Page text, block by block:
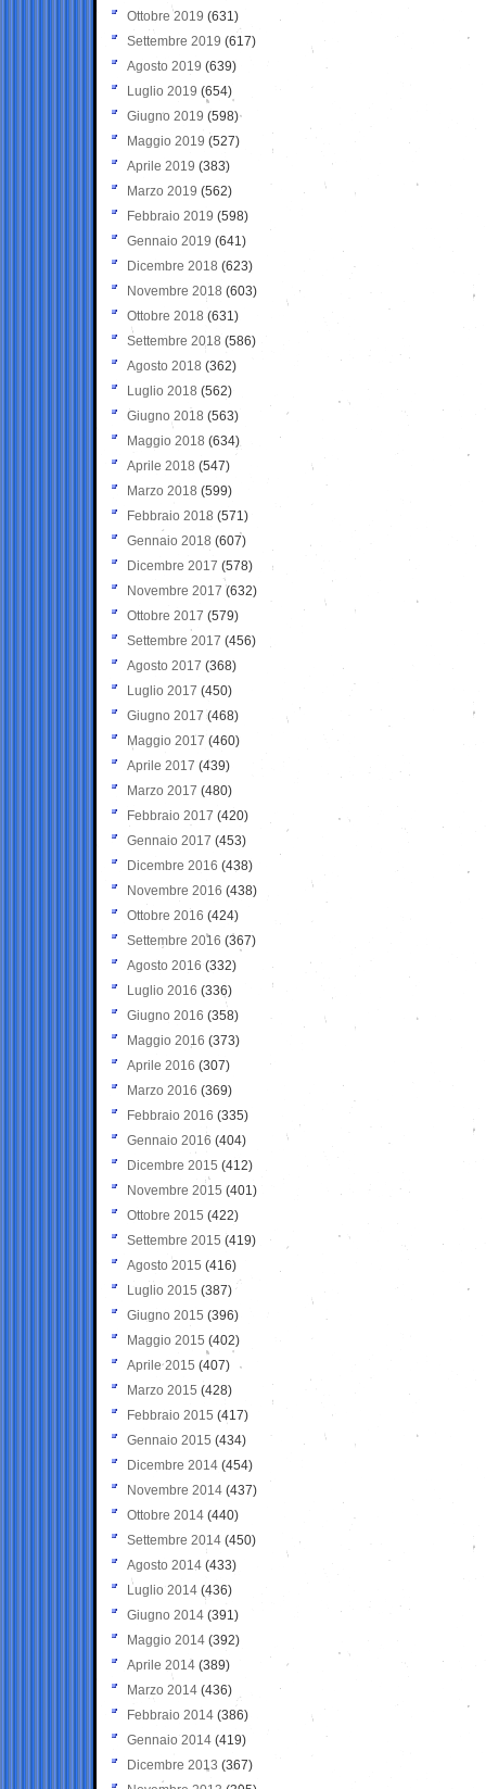
Ottobre 2019 (631)
Settembre 2019 (617)
Agosto 2019 (639)
Luglio 2019 (654)
Giugno 2019 (598)
Maggio 2019 (527)
Aprile 2019 (383)
Marzo 2019 (562)
Febbraio 2019 (598)
Gennaio 2019 (641)
Dicembre 2018 (623)
Novembre 2018 (603)
Ottobre 2018 (631)
Settembre 2018 (586)
Agosto 2018 (362)
Luglio 2018 (562)
Giugno 2018 (563)
Maggio 2018 (634)
Aprile 2018 (547)
Marzo 2018 (599)
Febbraio 2018 (571)
Gennaio 2018 (607)
Dicembre 2017 (578)
Novembre 2017 (632)
Ottobre 2017 (579)
Settembre 2017 (456)
Agosto 2017 (368)
Luglio 2017 (450)
Giugno 2017 (468)
Maggio 2017 (460)
Aprile 2017 (439)
Marzo 2017 (480)
Febbraio 2017 (420)
Gennaio 2017 (453)
Dicembre 2016 (438)
Novembre 2016 (438)
Ottobre 2016 (424)
Settembre 2016 (367)
Agosto 2016 (332)
Luglio 2016 (336)
Giugno 2016 (358)
Maggio 2016 (373)
Aprile 2016 (307)
Marzo 2016 (369)
Febbraio 2016 (335)
Gennaio 2016 (404)
Dicembre 2015 (412)
Novembre 2015 (401)
Ottobre 2015 (422)
Settembre 2015 (419)
Agosto 2015 (416)
Luglio 2015 (387)
Giugno 2015 (396)
Maggio 2015 (402)
Aprile 2015 (407)
Marzo 2015 (428)
Febbraio 2015 (417)
Gennaio 2015 (434)
Dicembre 2014 (454)
Novembre 2014 (437)
Ottobre 2014 (440)
Settembre 2014 (450)
Agosto 2014 (433)
Luglio 2014 (436)
Giugno 2014 (391)
Maggio 2014 (392)
Aprile 2014 (389)
Marzo 2014 (436)
Febbraio 2014 (386)
Gennaio 2014 (419)
Dicembre 2013 (367)